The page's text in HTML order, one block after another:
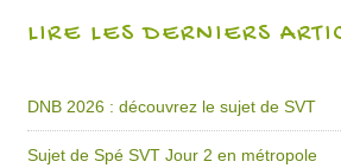
LIRE LES DERNIERS
DNB 2026 : découvrez le sujet de SVT
Sujet de Spé SVT Jour 2 en métropole